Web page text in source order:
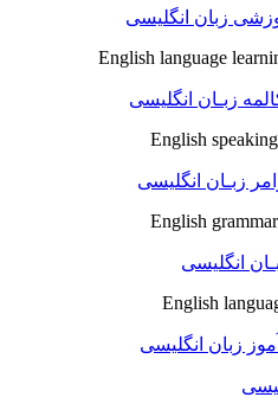
زبان انگلیسی
English language
زبـان انگلیسی
English
زبـان انگلیسی
English
انگلیسی
English
زبان انگلیسی